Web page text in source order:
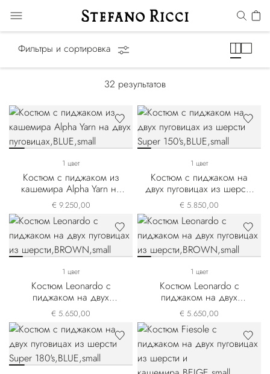
Фильтры и сортировка
32 результатов
1 цвет
Костюм с пиджаком из
кашемира Alpha Yarn на
двух пуговицах
€ 9.250,00
1 цвет
Костюм с пиджаком на
двух пуговицах из шерсти
Super 150's
€ 5.850,00
1 цвет
Костюм Leonardo с
пиджаком на двух
пуговицах из шерсти
€ 5.650,00
1 цвет
Костюм Leonardo с
пиджаком на двух
пуговицах из шерсти
€ 5.650,00